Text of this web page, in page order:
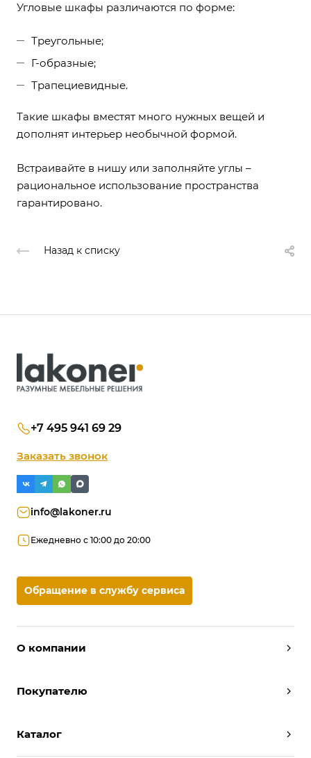
Угловые шкафы различаются по форме:
Треугольные;
Г-образные;
Трапециевидные.
Такие шкафы вместят много нужных вещей и
дополнят интерьер необычной формой.
Встраивайте в нишу или заполняйте углы –
рациональное использование пространства
гарантировано.
Назад к списку
О компании
Условия работы
Отзывы
Покупателю
Вызвать дизайнера
Каталог
+7 495 941 69 29
Заказать звонок
info@lakoner.ru
Ежедневно с 10:00 до 20:00
Обращение в службу сервиса